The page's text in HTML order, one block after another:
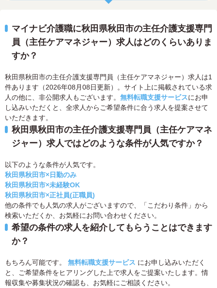
マイナビ介護職に秋田県秋田市の主任介護支援専門
員（主任ケアマネジャー）求人はどのくらいありま
すか？
秋田県秋田市の主任介護支援専門員（主任ケアマネジャー）求人は1
件あります（2026年08月08日更新）。サイト上に掲載されている求
人の他に、非公開求人もございます。 無料転職支援サービスにお申
し込みいただくと、全求人からご希望条件に合う求人を提案させて
いただきます。
秋田県秋田市の主任介護支援専門員（主任ケアマネ
ジャー）求人ではどのような条件が人気ですか？
以下のような条件が人気です。
秋田県秋田市×日勤のみ
秋田県秋田市×未経験OK
秋田県秋田市×正社員(正職員)
他の条件でも人気の求人がございますので、「こだわり条件」から
検索いただくか、お気軽にお問い合わせください。
希望の条件の求人を紹介してもらうことはできます
か？
もちろん可能です。 無料転職支援サービス にお申し込みいただく
と、ご希望条件をヒアリングした上で求人をご提案いたします。情
報収集や募集状況の確認も、お気軽にご相談ください。